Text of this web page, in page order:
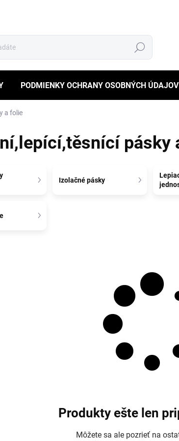
Hľadať
PODMIENKY OCHRANY OSOBNÝCH ÚDAJOV
a folie
pásky
Izolačné pásky
Produkty ešte len
Môžete sa ale pozrieť na